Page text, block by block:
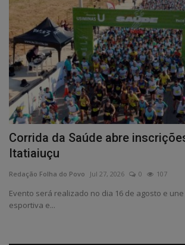
Corrida da Saúde abre
Itatiaiuçu
Redação Folha do Povo Jul 27, 2026 0 107
Evento será realizado no dia 16 de agosto e
esportiva e...